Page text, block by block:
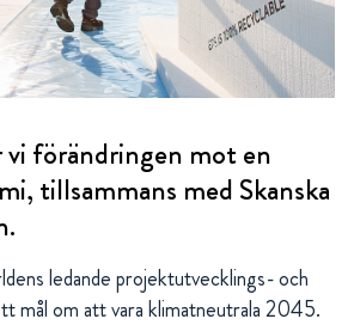
vi förändringen mot en
tillsammans med Skanska
ledande projektutvecklings- och
mål om att vara klimatneutrala 2045.